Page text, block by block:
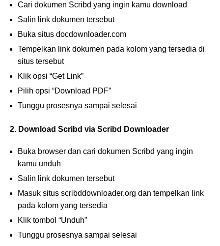
Cari dokumen Scribd yang ingin kamu download
Salin link dokumen tersebut
Buka situs docdownloader.com
Tempelkan link dokumen pada kolom yang tersedia di
situs tersebut
Klik opsi “Get Link”
Pilih opsi “Download PDF”
Tunggu prosesnya sampai selesai
2. Download Scribd via Scribd Downloader
Buka browser dan cari dokumen Scribd yang ingin
kamu unduh
Salin link dokumen tersebut
Masuk situs scribddownloader.org dan tempelkan link
pada kolom yang tersedia
Klik tombol “Unduh”
Tunggu prosesnya sampai selesai